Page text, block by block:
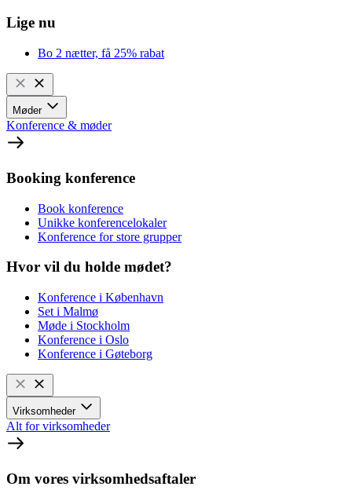
Lige nu
Bo 2 nætter, få 25% rabat
Møder
Konference & møder
Booking konference
Book konference
Unikke konferencelokaler
Konference for store grupper
Hvor vil du holde mødet?
Konference i København
Set i Malmø
Møde i Stockholm
Konference i Oslo
Konference i Gøteborg
Virksomheder
Alt for virksomheder
Om vores virksomhedsaftaler